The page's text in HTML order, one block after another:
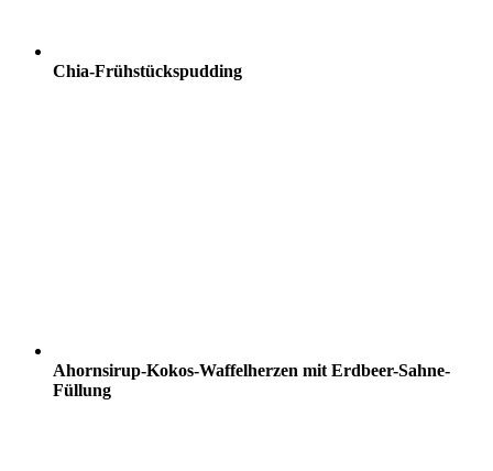
Chia-Frühstückspudding
Ahornsirup-Kokos-Waffelherzen mit Erdbeer-Sahne-
Füllung